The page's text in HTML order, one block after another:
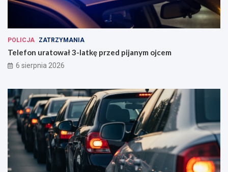
POLICJA ZATRZYMANIA
Telefon uratował 3-latkę przed pijanym ojcem
6 sierpnia 2026